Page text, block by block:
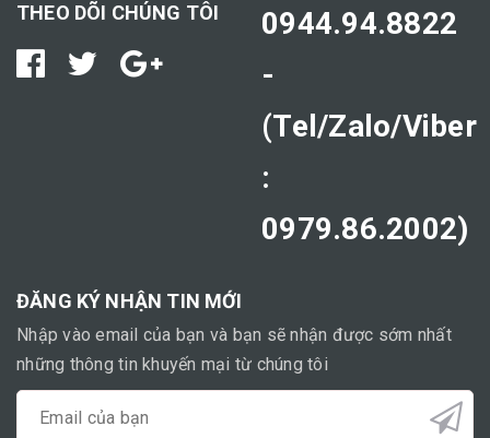
THEO DÕI CHÚNG TÔI
0944.94.8822
-
(Tel/Zalo/Viber
:
0979.86.2002)
ĐĂNG KÝ NHẬN TIN MỚI
Nhập vào email của bạn và bạn sẽ nhận được sớm nhất
những thông tin khuyến mại từ chúng tôi